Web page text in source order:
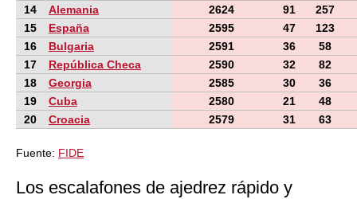
14
Alemania 2624 91
257
15
España 2595 47
123
16
Bulgaria 2591 36
58
17
República Checa 2590 32
82
18
Georgia 2585 30
36
19
Cuba 2580 21
48
20
Croacia 2579 31 63
Fuente: FIDE
Los escalafones de ajedrez rápido y